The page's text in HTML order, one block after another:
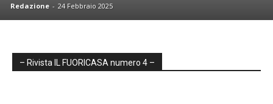
Redazione - 24 Febbraio 2025
– Rivista IL FUORICASA numero 4 –